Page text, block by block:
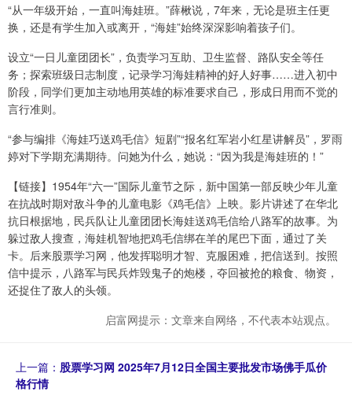
“从一年级开始，一直叫海娃班。”薛楸说，7年来，无论是班主任更
换，还是有学生加入或离开，“海娃”始终深深影响着孩子们。
设立“一日儿童团团长”，负责学习互助、卫生监督、路队安全等任
务；探索班级日志制度，记录学习海娃精神的好人好事……进入初中
阶段，同学们更加主动地用英雄的标准要求自己，形成日用而不觉的
言行准则。
“参与编排《海娃巧送鸡毛信》短剧”“报名红军岩小红星讲解员”，罗雨
婷对下学期充满期待。问她为什么，她说：“因为我是海娃班的！”
【链接】1954年“六一”国际儿童节之际，新中国第一部反映少年儿童
在抗战时期对敌斗争的儿童电影《鸡毛信》上映。影片讲述了在华北
抗日根据地，民兵队让儿童团团长海娃送鸡毛信给八路军的故事。为
躲过敌人搜查，海娃机智地把鸡毛信绑在羊的尾巴下面，通过了关
卡。后来股票学习网，他发挥聪明才智、克服困难，把信送到。按照
信中提示，八路军与民兵炸毁鬼子的炮楼，夺回被抢的粮食、物资，
还捉住了敌人的头领。
启富网提示：文章来自网络，不代表本站观点。
上一篇： 股票学习网 2025年7月12日全国主要批发市场佛手瓜价
格行情